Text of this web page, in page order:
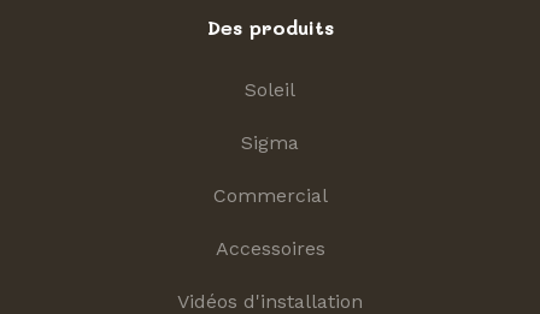
Des produits
Soleil
Sigma
Commercial
Accessoires
Vidéos d'installation